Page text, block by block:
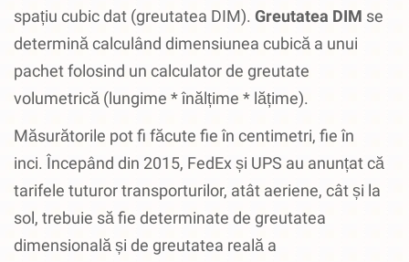
spațiu cubic dat (greutatea DIM). Greutatea DIM se
determină calculând dimensiunea cubică a unui
pachet folosind un calculator de greutate
volumetrică (lungime * înălțime * lățime).
Măsurătorile pot fi făcute fie în centimetri, fie în
inci. Începând din 2015, FedEx și UPS au anunțat că
tarifele tuturor transporturilor, atât aeriene, cât și la
sol, trebuie să fie determinate de greutatea
dimensională și de greutatea reală a